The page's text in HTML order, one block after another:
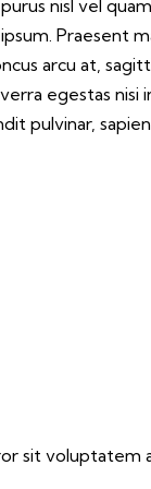
purus nisl vel
ipsum. Praesent
arcu at,
egestas nisi
pulvinar,
sit